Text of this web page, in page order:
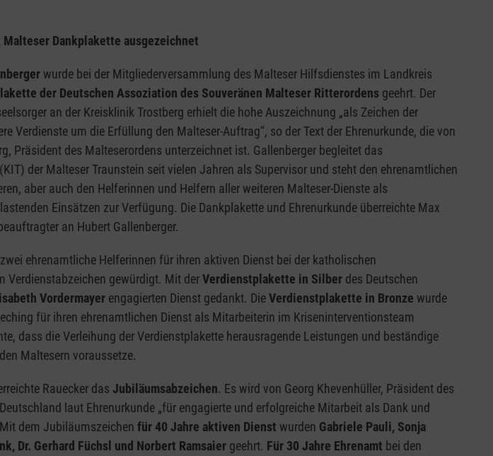
Dankplakette ausgezeichnet
wurde bei der Mitgliederversammlung des Malteser Hilfsdienstes im Landkreis
der Deutschen Assoziation des Souveränen Malteser Ritterordensgeehrt. Der
an der Kreisklinik Trostberg erhielt die hohe Auszeichnung „als Zeichen der
Verdienste um die Erfüllung den Malteser-Auftrag“, so der Text der Ehrenurkunde, die von
Präsident des Malteserordens unterzeichnet ist. Gallenberger begleitet das
der Malteser Traunstein seit vielen Jahren als Supervisor und steht den ehrenamtlichen
aber auch den Helferinnen und Helfern aller weiteren Malteser-Dienste als
Einsätzen zur Verfügung. Die Dankplakette und Ehrenurkunde überreichte Max
an Hubert Gallenberger.
ehrenamtliche Helferinnen für ihren aktiven Dienst bei der katholischen
Verdienstabzeichen gewürdigt. Mit derVerdienstplakette in Silberdes Deutschen
Vordermayerengagierten Dienst gedankt. DieVerdienstplakette in Bronze wurde
für ihren ehrenamtlichen Dienst als Mitarbeiterin im Kriseninterventionsteam
dass die Verleihung der Verdienstplakette herausragende Leistungen und beständige
Maltesern voraussetze.
Rauecker das Jubiläumsabzeichen. Es wird von Georg Khevenhüller, Präsident des
laut Ehrenurkunde „für engagierte und erfolgreiche Mitarbeit als Dank und
dem Jubiläumszeichen für 40 Jahre aktiven Dienst wurden Gabriele Pauli, Sonja
Dr. Gerhard Füchsl und Norbert Ramsaiergeehrt. Für 30 Jahre Ehrenamt bei den